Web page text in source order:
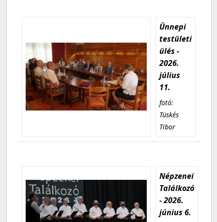
Ünnepi
testületi
ülés -
2026.
július
11.
fotó:
Tüskés
Tibor
Népzenei
Találkozó
- 2026.
június 6.